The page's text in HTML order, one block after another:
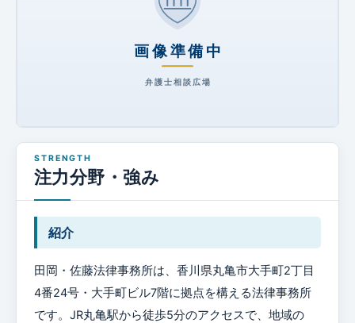
注力分野・強み
紹介
田岡・佐藤法律事務所は、香川県丸亀市大手町2丁目
4番24号・大手町ビル7階に拠点を構える法律事務所
です。JR丸亀駅から徒歩5分のアクセスで、地域の